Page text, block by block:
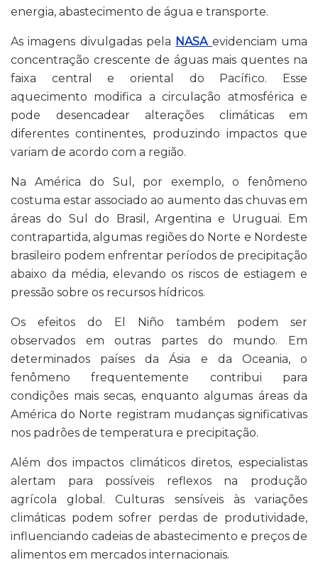
energia, abastecimento de água e transporte.
As imagens divulgadas pela NASA evidenciam uma
concentração crescente de águas mais quentes na
faixa central e oriental do Pacífico. Esse
aquecimento modifica a circulação atmosférica e
pode desencadear alterações climáticas em
diferentes continentes, produzindo impactos que
variam de acordo com a região.
Na América do Sul, por exemplo, o fenômeno
costuma estar associado ao aumento das chuvas em
áreas do Sul do Brasil, Argentina e Uruguai. Em
contrapartida, algumas regiões do Norte e Nordeste
brasileiro podem enfrentar períodos de precipitação
abaixo da média, elevando os riscos de estiagem e
pressão sobre os recursos hídricos.
Os efeitos do El Niño também podem ser
observados em outras partes do mundo. Em
determinados países da Ásia e da Oceania, o
fenômeno frequentemente contribui para
condições mais secas, enquanto algumas áreas da
América do Norte registram mudanças significativas
nos padrões de temperatura e precipitação.
Além dos impactos climáticos diretos, especialistas
alertam para possíveis reflexos na produção
agrícola global. Culturas sensíveis às variações
climáticas podem sofrer perdas de produtividade,
influenciando cadeias de abastecimento e preços de
alimentos em mercados internacionais.